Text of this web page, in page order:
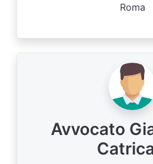
Roma
Avvocato